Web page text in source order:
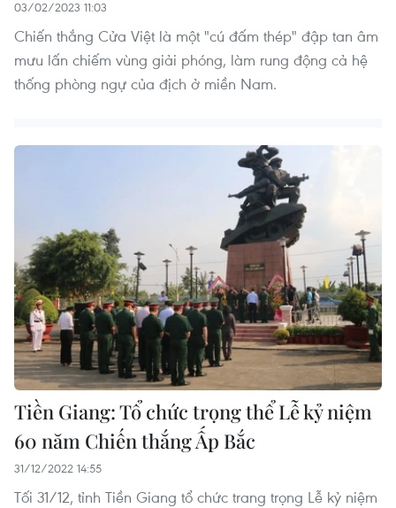
03/02/2023 11:03
Chiến thắng Cửa Việt là một "cú đấm thép" đập tan âm
mưu lấn chiếm vùng giải phóng, làm rung động cả hệ
thống phòng ngự của địch ở miền Nam.
Tiền Giang: Tổ chức trọng thể Lễ kỷ niệm
60 năm Chiến thắng Ấp Bắc
31/12/2022 14:55
Tối 31/12, tỉnh Tiền Giang tổ chức trang trọng Lễ kỷ niệm